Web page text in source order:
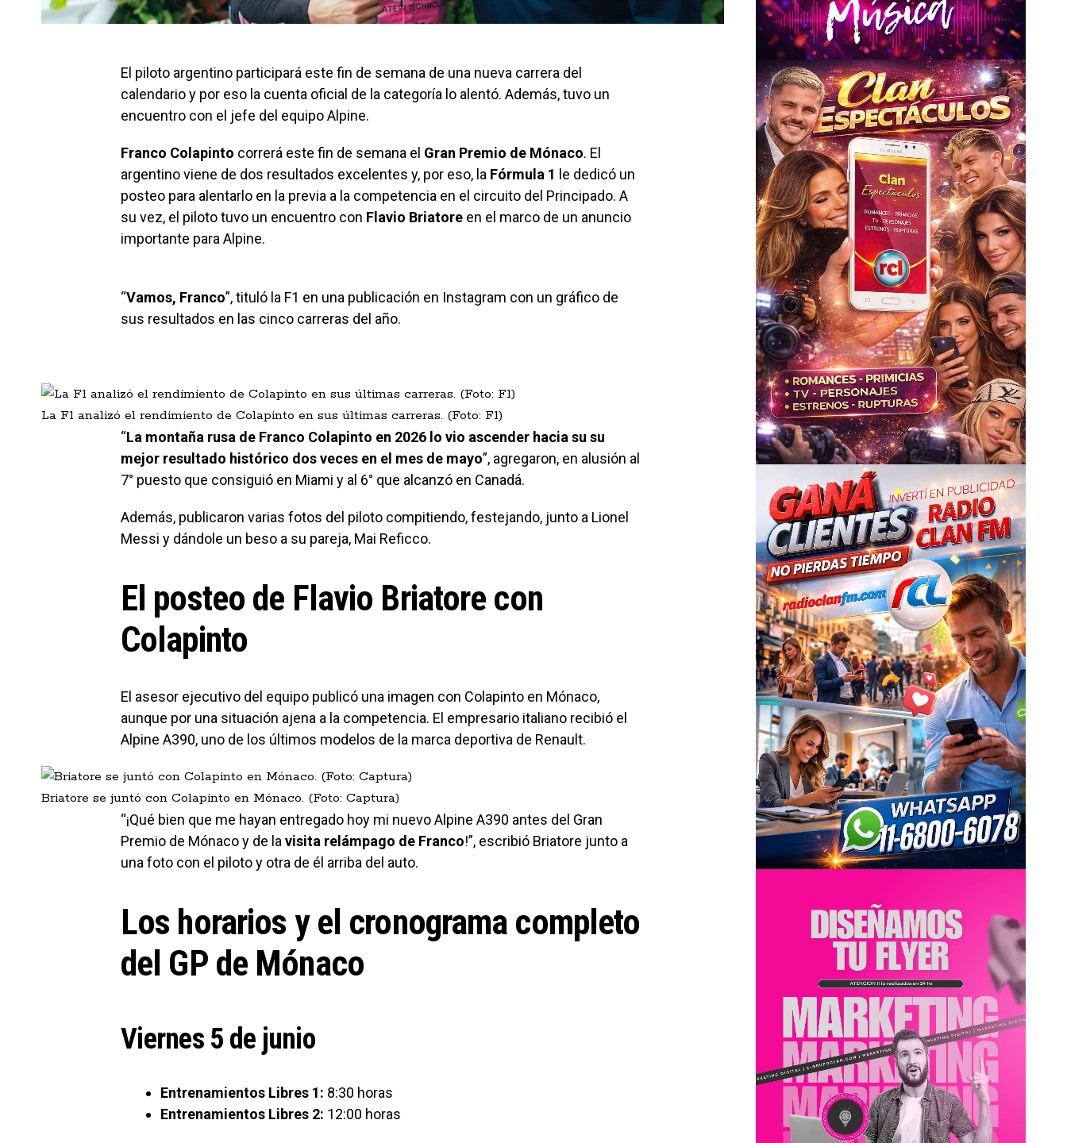
El piloto argentino participará este fin de semana de una nueva carrera del
calendario y por eso la cuenta oficial de la categoría lo alentó. Además, tuvo un
encuentro con el jefe del equipo Alpine.
Franco Colapinto correrá este fin de semana el Gran Premio de Mónaco. El
argentino viene de dos resultados excelentes y, por eso, la Fórmula 1 le dedicó un
posteo para alentarlo en la previa a la competencia en el circuito del Principado. A
su vez, el piloto tuvo un encuentro con Flavio Briatore en el marco de un anuncio
importante para Alpine.
“Vamos, Franco”, tituló la F1 en una publicación en Instagram con un gráfico de
sus resultados en las cinco carreras del año.
La F1 analizó el rendimiento de Colapinto en sus últimas carreras. (Foto: F1)
“La montaña rusa de Franco Colapinto en 2026 lo vio ascender hacia su su
mejor resultado histórico dos veces en el mes de mayo”, agregaron, en alusión al
7° puesto que consiguió en Miami y al 6° que alcanzó en Canadá.
Además, publicaron varias fotos del piloto compitiendo, festejando, junto a Lionel
Messi y dándole un beso a su pareja, Mai Reficco.
El posteo de Flavio Briatore con
Colapinto
El asesor ejecutivo del equipo publicó una imagen con Colapinto en Mónaco,
aunque por una situación ajena a la competencia. El empresario italiano recibió el
Alpine A390, uno de los últimos modelos de la marca deportiva de Renault.
Briatore se juntó con Colapinto en Mónaco. (Foto: Captura)
“¡Qué bien que me hayan entregado hoy mi nuevo Alpine A390 antes del Gran
Premio de Mónaco y de la visita relámpago de Franco!”, escribió Briatore junto a
una foto con el piloto y otra de él arriba del auto.
Los horarios y el cronograma completo
del GP de Mónaco
Viernes 5 de junio
Entrenamientos Libres 1: 8:30 horas
Entrenamientos Libres 2: 12:00 horas